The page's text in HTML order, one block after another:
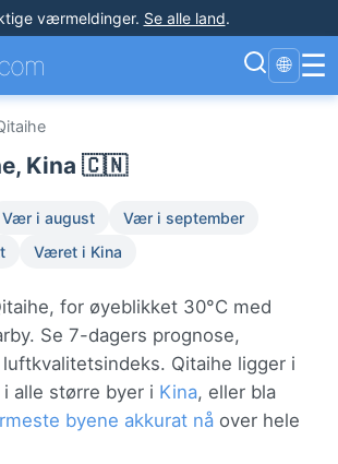
værmeldinger. Se alle land.
🌐 ☰
Kina 🇨🇳
Vær i august
Vær i september
Været i Kina
for øyeblikket 30°C med
Se 7-dagers prognose,
Qitaihe ligger i
større byer i Kina, eller bla
byene akkurat nå over hele